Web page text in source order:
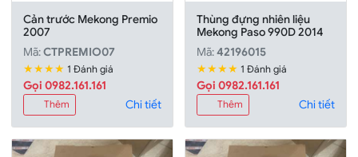
Cản trước Mekong Premio
2007
Mã:CTPREMIO07
★★★★ 1 Đánh giá
Gọi 0982.161.161
Thêm Chi tiết
Thùng đựng nhiên liệu
Mekong Paso 990D 2014
Mã:42196015
★★★★ 1 Đánh giá
Gọi 0982.161.161
Thêm Chi tiết